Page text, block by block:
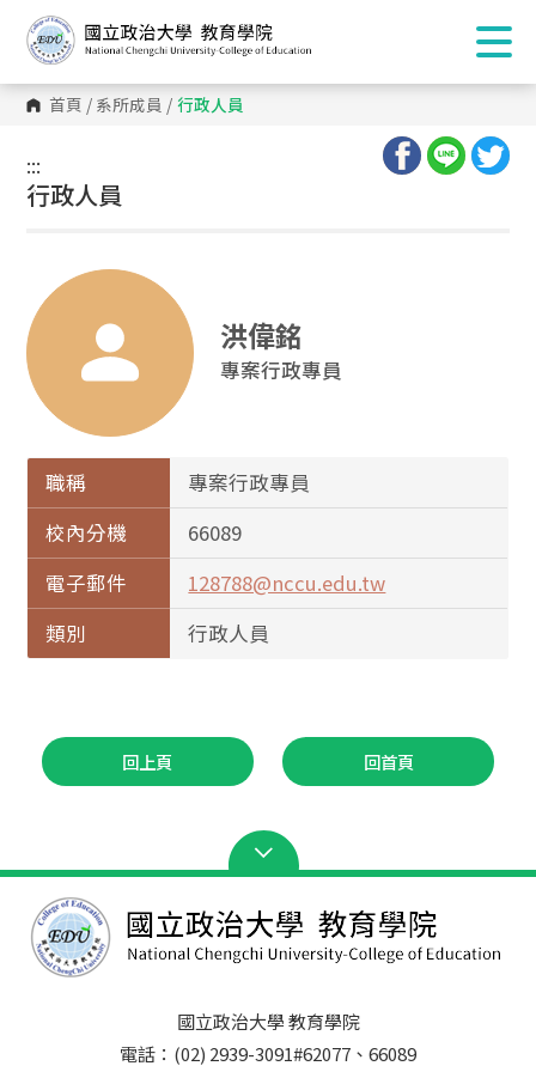
首頁 / 系所成員 / 行政人員
:::
:::
行政人員
洪偉銘
專案行政專員
職稱
專案行政專員
校內分機
66089
電子郵件
128788@nccu.edu.tw
類別
行政人員
回上頁 回首頁
國立政治大學 教育學院
電話：(02) 2939-3091#62077、66089